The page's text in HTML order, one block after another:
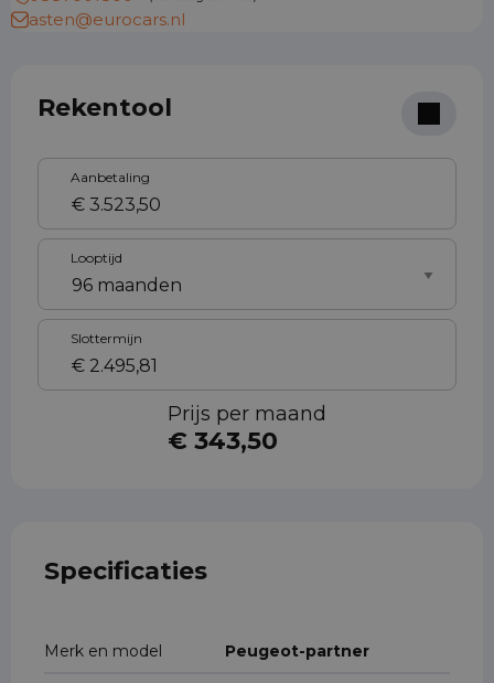
asten@eurocars.nl
Rekentool
Aanbetaling
Looptijd
Slottermijn
Prijs per maand
€ 343,50
Specificaties
Merk en model Peugeot-partner